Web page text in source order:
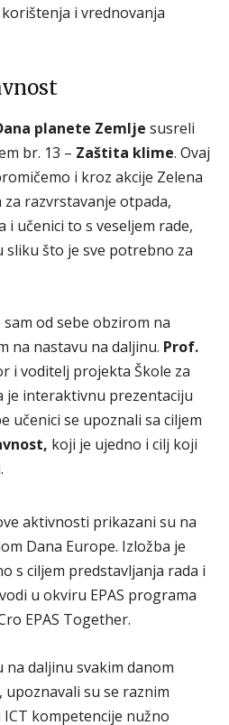
i vrednovanja
planete Zemlje susreli
br. 13 – Zaštita klime. Ovaj
i kroz akcije Zelena
razvrstavanje otpada,
i učenici to s veseljem rade,
sliku što je sve potrebno za
od sebe obzirom na
na nastavu na daljinu. Prof.
i voditelj projekta Škole za
je interaktivnu prezentaciju
učenici se upoznali sa ciljem
koji je ujedno i cilj koji
aktivnosti prikazani su na
Dana Europe. Izložba je
s ciljem predstavljanja rada i
u okviru EPAS programa
EPAS Together.
na daljinu svakim danom
upoznavali su se raznim
kompetencije nužno